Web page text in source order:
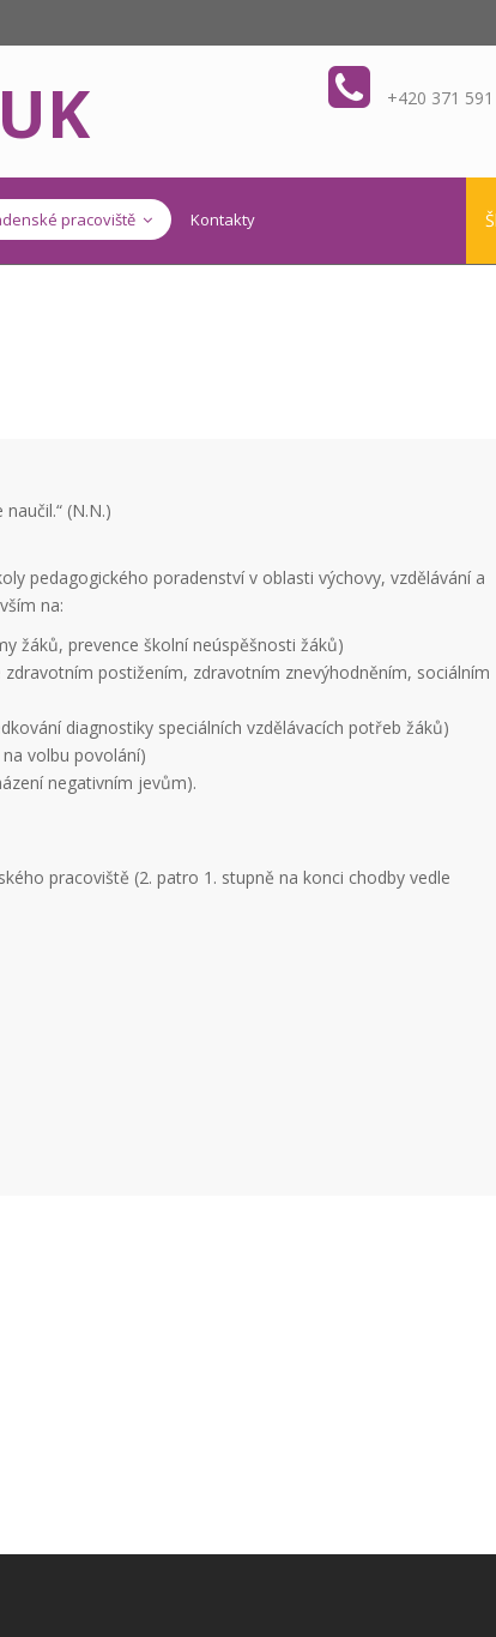
+420 371
pracoviště Kontakty
(N.N.)
pedagogického poradenství v oblasti výchovy, vzdělávání a
na:
žáků, prevence školní neúspěšnosti žáků)
postižením, zdravotním znevýhodněním, sociálním
diagnostiky speciálních vzdělávacích potřeb žáků)
volbu povolání)
negativním jevům).
pracoviště (2. patro 1. stupně na konci chodby vedle